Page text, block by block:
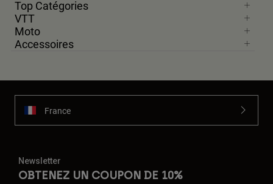
Top Catégories
VTT
Moto
Accessoires
France
Newsletter
OBTENEZ UN COUPON DE 10%